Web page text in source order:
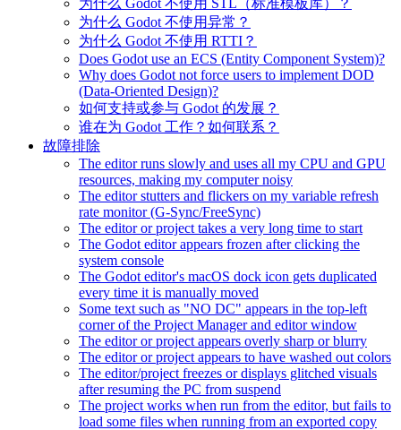
为什么 Godot 不使用 STL（标准模板库）？
为什么 Godot 不使用异常？
为什么 Godot 不使用 RTTI？
Does Godot use an ECS (Entity Component System)?
Why does Godot not force users to implement DOD
(Data-Oriented Design)?
如何支持或参与 Godot 的发展？
谁在为 Godot 工作？如何联系？
故障排除
The editor runs slowly and uses all my CPU and GPU
resources, making my computer noisy
The editor stutters and flickers on my variable refresh
rate monitor (G-Sync/FreeSync)
The editor or project takes a very long time to start
The Godot editor appears frozen after clicking the
system console
The Godot editor's macOS dock icon gets duplicated
every time it is manually moved
Some text such as "NO DC" appears in the top-left
corner of the Project Manager and editor window
The editor or project appears overly sharp or blurry
The editor or project appears to have washed out colors
The editor/project freezes or displays glitched visuals
after resuming the PC from suspend
The project works when run from the editor, but fails to
load some files when running from an exported copy